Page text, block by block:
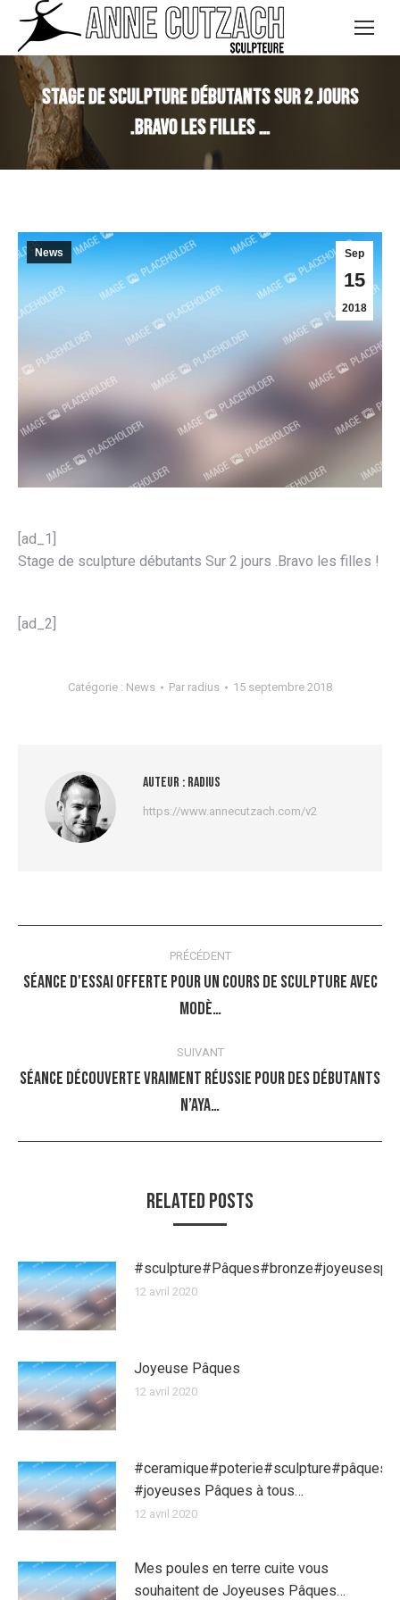
Stage de sculpture débutants Sur 2 jours
.Bravo les filles …
Sep
15
2018
News
[ad_1]
Stage de sculpture débutants Sur 2 jours .Bravo les filles !
[ad_2]
Catégorie : News Par radius 15 septembre 2018
Auteur : radius
https://www.annecutzach.com/v2
article
PRÉCÉDENT
Article
précédent
Séance d'essai offerte pour un cours de sculpture avec
modè…
SUIVANT
suivant
Séance découverte vraiment réussie pour des débutants
n’aya…
Related Posts
12 avril 2020
Joyeuse Pâques
12 avril 2020
#ceramique#poterie#sculpture#pâques
#joyeuses Pâques à tous…
12 avril 2020
Mes poules en terre cuite vous
souhaitent de Joyeuses Pâques…